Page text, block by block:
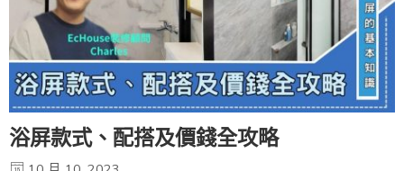
浴屏款式、配搭及價錢全攻略